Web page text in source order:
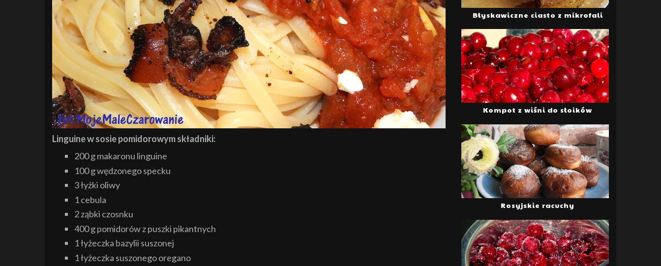
Linguine w sosie pomidorowym składniki:
200 g makaronu linguine
100 g wędzonego specku
3 łyżki oliwy
1 cebula
2 ząbki czosnku
400 g pomidorów z puszki pikantnych
1 łyżeczka bazylii suszonej
1 łyżeczka suszonego oregano
Błyskawiczne ciasto z mikrofali
Kompot z wiśni do słoików
Rosyjskie racuchy